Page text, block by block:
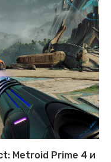
Metroid Prime 4 и